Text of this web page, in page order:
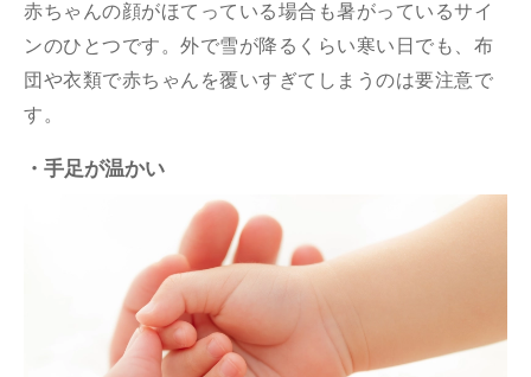
赤ちゃんの顔がほてっている場合も暑がっているサイ
ンのひとつです。外で雪が降るくらい寒い日でも、布
団や衣類で赤ちゃんを覆いすぎてしまうのは要注意で
す。
・手足が温かい